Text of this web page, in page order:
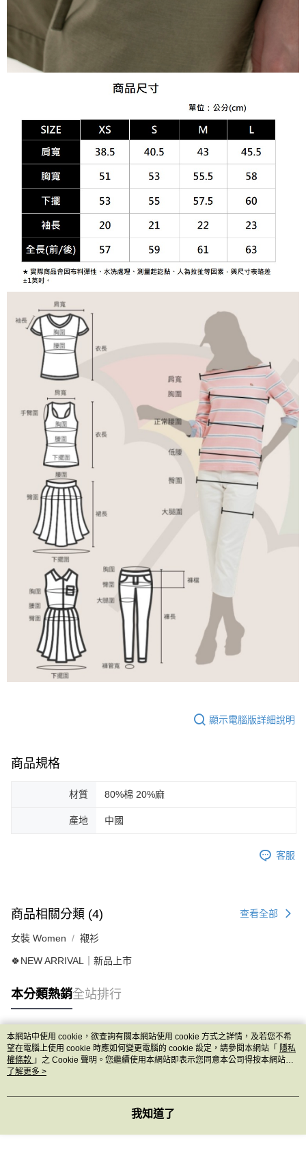
顯示電腦版詳細說明
商品規格
材質 80%棉 20%麻
產地 中國
客服
商品相關分類 (4) 查看全部
女裝 Women 襯衫
🍀NEW ARRIVAL｜新品上市
本分類熱銷全站排行
熱門標籤
本網站中使用 cookie，欲查詢有關本網站使用 cookie 方式之詳情，及若您不希
望在電腦上使用 cookie 時應如何變更電腦的 cookie 設定，請參閱本網站「 隱私
權條款 」之 Cookie 聲明。您繼續使用本網站即表示您同意本公司得按本網站使
用條款之 Cookie 聲明使用 cookie。
了解更多 >
我知道了